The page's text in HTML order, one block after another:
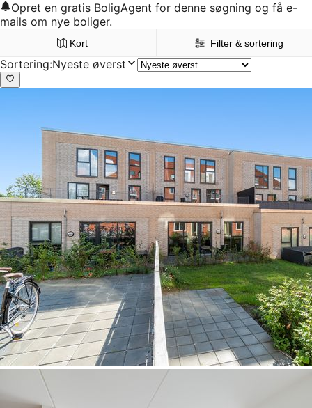
Opret en gratis BoligAgent for denne søgning og få e-
mails om nye boliger.
Kort Filter & sortering
Sortering:Nyeste øverst